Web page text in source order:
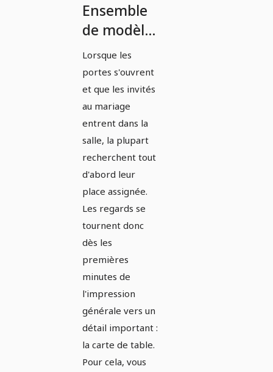
Ensemble
de modèles
: La carte
de table de
mariage
parfaite –
Version 13
Lorsque les
portes s'ouvrent
et que les invités
au mariage
entrent dans la
salle, la plupart
recherchent tout
d'abord leur
place assignée.
Les regards se
tournent donc
dès les
premières
minutes de
l'impression
générale vers un
détail important :
la carte de table.
Pour cela, vous